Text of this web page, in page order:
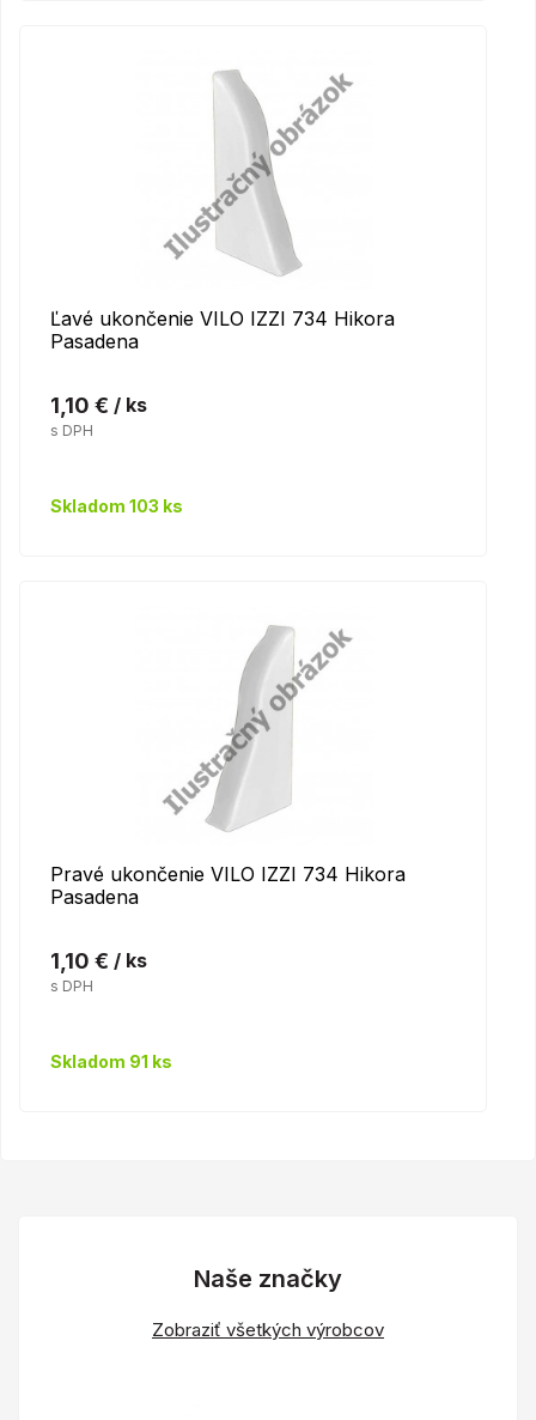
Ľavé ukončenie VILO IZZI 734 Hikora
Pasadena
1,10 € / ks
s DPH
Skladom 103 ks
Pravé ukončenie VILO IZZI 734 Hikora
Pasadena
1,10 € / ks
s DPH
Skladom 91 ks
Naše značky
Zobraziť všetkých výrobcov